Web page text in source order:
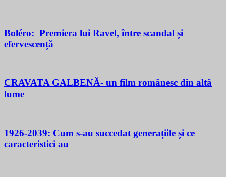
Boléro: Premiera lui Ravel, între scandal și
efervescență
CRAVATA GALBENĂ- un film românesc din altă
lume
1926-2039: Cum s-au succedat generațiile și ce
caracteristici au